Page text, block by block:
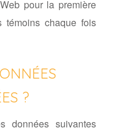
pour la première
témoins chaque fois
?
données suivantes